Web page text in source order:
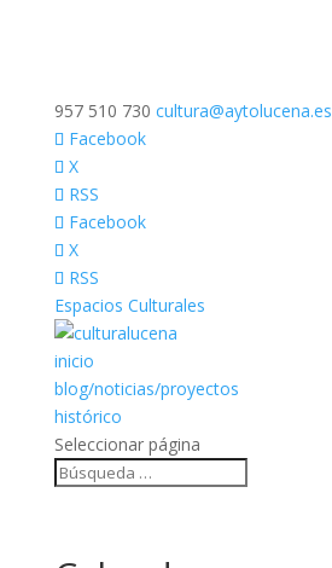
957 510 730 cultura@aytolucena.es
Facebook
X
RSS
Facebook
X
RSS
Espacios Culturales
inicio
blog/noticias/proyectos
histórico
Seleccionar página